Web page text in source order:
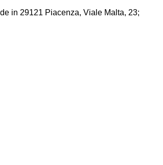
in 29121 Piacenza, Viale Malta, 23;